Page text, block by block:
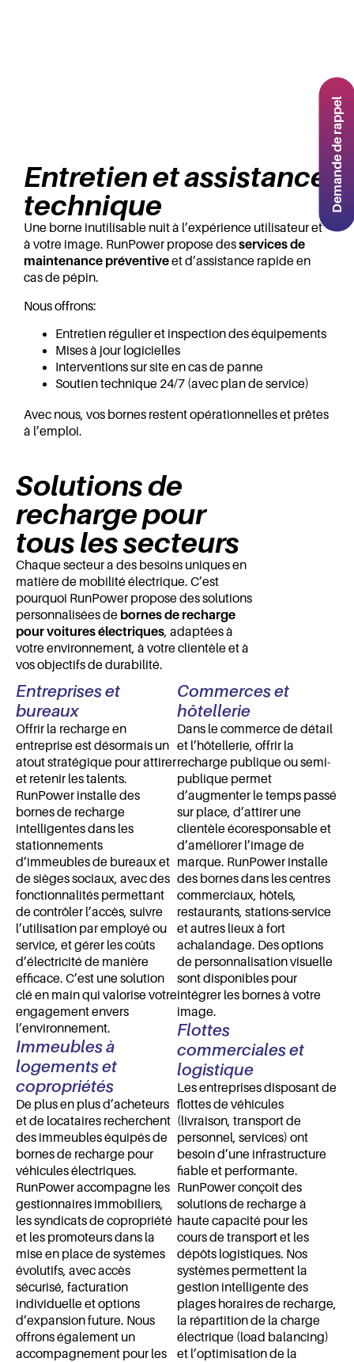
Demande de rappel
Entretien et assistance
technique
Une borne inutilisable nuit à l’expérience utilisateur et
à votre image. RunPower propose desservices de
maintenance préventiveet d’assistance rapide en
cas de pépin.
Nous offrons:
Entretien régulier et inspection des équipements
Mises à jour logicielles
Interventions sur site en cas de panne
Soutien technique 24/7 (avec plan de service)
Avec nous, vos bornes restent opérationnelles et prêtes
à l’emploi.
Solutions de
recharge pour
tous les secteurs
Chaque secteur a des besoins uniques en
matière de mobilité électrique. C’est
pourquoi RunPower propose des solutions
personnalisées de bornes de recharge
pour voitures électriques, adaptées à
votre environnement, à votre clientèle et à
vos objectifs de durabilité.
Entreprises et
bureaux
Offrir la recharge en
entreprise est désormais un
atout stratégique pour attirer
et retenir les talents.
RunPower installe des
bornes de recharge
intelligentes dans les
stationnements
d’immeubles de bureaux et
de sièges sociaux, avec des
fonctionnalités permettant
de contrôler l’accès, suivre
l’utilisation par employé ou
service, et gérer les coûts
d’électricité de manière
efficace. C’est une solution
clé en main qui valorise votre
engagement envers
l’environnement.
Immeubles à
logements et
copropriétés
De plus en plus d’acheteurs
et de locataires recherchent
des immeubles équipés de
bornes de recharge pour
véhicules électriques.
RunPower accompagne les
gestionnaires immobiliers,
les syndicats de copropriété
et les promoteurs dans la
mise en place de systèmes
évolutifs, avec accès
sécurisé, facturation
individuelle et options
d’expansion future. Nous
offrons également un
accompagnement pour les
Commerces et
hôtellerie
Dans le commerce de détail
et l’hôtellerie, offrir la
recharge publique ou semi-
publique permet
d’augmenter le temps passé
sur place, d’attirer une
clientèle écoresponsable et
d’améliorer l’image de
marque. RunPower installe
des bornes dans les centres
commerciaux, hôtels,
restaurants, stations-service
et autres lieux à fort
achalandage. Des options
de personnalisation visuelle
sont disponibles pour
intégrer les bornes à votre
image.
Flottes
commerciales et
logistique
Les entreprises disposant de
flottes de véhicules
(livraison, transport de
personnel, services) ont
besoin d’une infrastructure
fiable et performante.
RunPower conçoit des
solutions de recharge à
haute capacité pour les
cours de transport et les
dépôts logistiques. Nos
systèmes permettent la
gestion intelligente des
plages horaires de recharge,
la répartition de la charge
électrique (load balancing)
et l’optimisation de la